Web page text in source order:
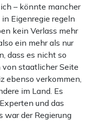
– könnte mancher
Eigenregie regeln
kein Verlass mehr
ein mehr als nur
dass es nicht so
staatlicher Seite
ebenso verkommen,
im Land. Es
und das
war der Regierung